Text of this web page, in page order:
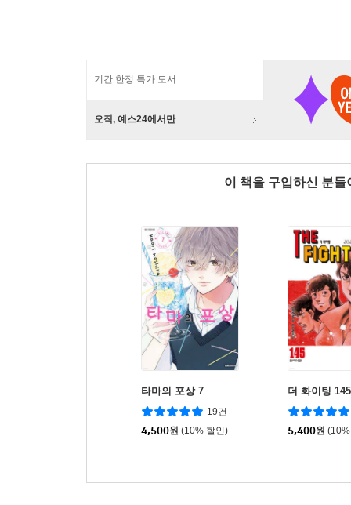
기간 한정 특가 도서
오직, 예스24에서만
이 책을 구입하신 분
타마의 포상 7
19건
4,500원 (10% 할인)
더 화이팅 145
5,400원